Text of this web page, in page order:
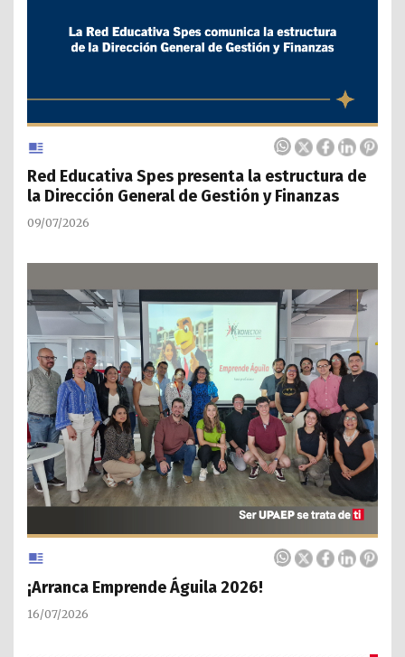
Red Educativa Spes presenta la estructura de
la Dirección General de Gestión y Finanzas
09/07/2026
¡Arranca Emprende Águila 2026!
16/07/2026